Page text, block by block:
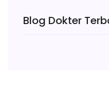
Blog Dokter